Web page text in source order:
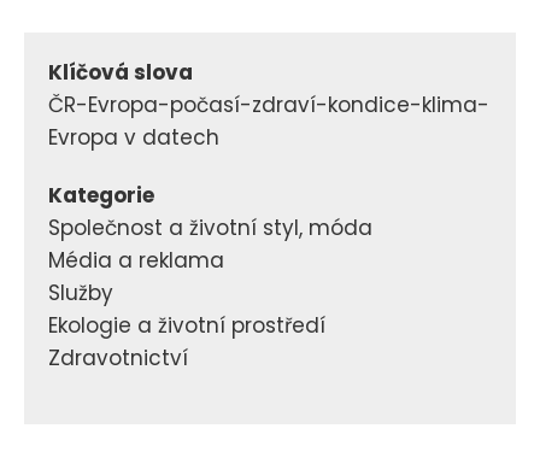
Klíčová slova
ČR-Evropa-počasí-zdraví-kondice-klima-
Evropa v datech
Kategorie
Společnost a životní styl, móda
Média a reklama
Služby
Ekologie a životní prostředí
Zdravotnictví